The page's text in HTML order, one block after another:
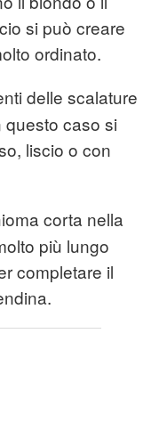
si può creare
ordinato.
delle scalature
questo caso si
liscio o con
corta nella
più lungo
completare il